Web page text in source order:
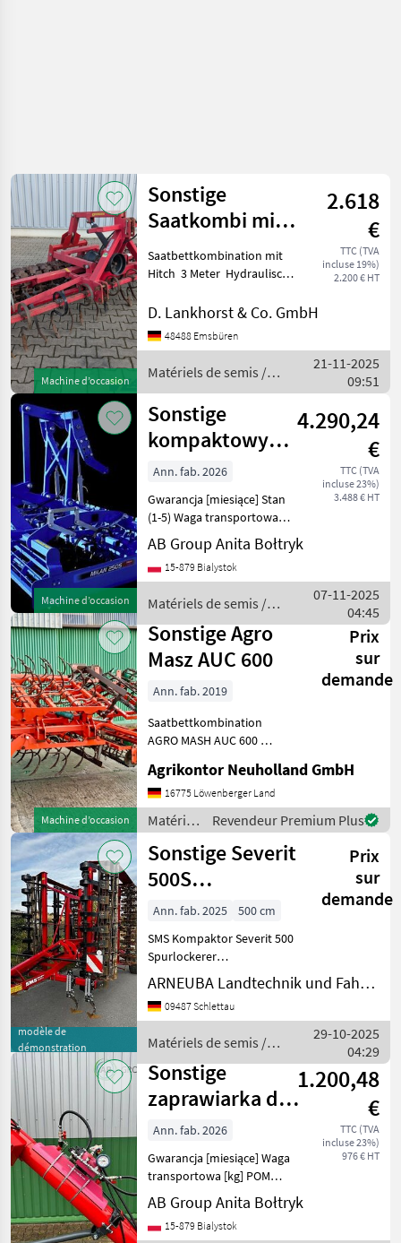
Machine d’occasion
Sonstige
Saatkombi mit
Hitch
2.618
€
TTC (TVA
incluse 19%)
2.200 € HT
Saatbettkombination mit
Hitch 3 Meter Hydraulische
Durchtrieb Matériels de
préparation de sol
D. Lankhorst & Co. GmbH
48488 Emsbüren
Matériels de semis /
Sonstige
21-11-2025
09:51
Machine d’occasion
Sonstige
kompaktowy
agregat
uprawowy
MILAN S 30
4.290,24
€
TTC (TVA
incluse 23%)
3.488 € HT
Ann. fab. 2026
Gwarancja [miesiące] Stan
(1-5) Waga transportowa
[kg] Zapotrzebowanie mocy
[KM]: Kompaktowy agregat
uprawowy MILAN S 30
wał z płaskow
AB Group Anita Bołtryk
15-879 Bialystok
Matériels de semis /
Sonstige
07-11-2025
04:45
Machine d’occasion
Sonstige Agro
Masz AUC 600
Prix
sur
demande
Ann. fab. 2019
Saatbettkombination
AGRO MASH AUC 600
auch wenn Sie mit uns per
WhatsApp oder ähnlich
chatten und daraufhin
Maschinen kaufen, bitte
kontro
Agrikontor Neuholland GmbH
16775 Löwenberger Land
Matériels
de semis
/
Sonstige
Revendeur Premium Plus
modèle de
démonstration
Sonstige Severit
500S
Demomaschine
Prix
sur
demande
Ann. fab. 2025
500 cm
SMS Kompaktor Severit 500
Spurlockerer
höhenverstellbar
hydraulisches Crossboard
1. Walze Leistenwalze
reihige Gänsefußschare
Doppelcrosski
ARNEUBA Landtechnik und Fahrzeuge GmbH Vertrieb und Service
09487 Schlettau
Matériels de semis /
Sonstige
29-10-2025
04:29
Sonstige
zaprawiarka do
nasion - model
Voka Łotwa
COATING
1.200,48
€
TTC (TVA
incluse 23%)
976 € HT
Ann. fab. 2026
Gwarancja [miesiące] Waga
transportowa [kg] POM
Augustów zaprawiarka do
nasion - model Voka Łotwa
COATING MOD -
AB Group Anita Bołtryk
15-879 Bialystok